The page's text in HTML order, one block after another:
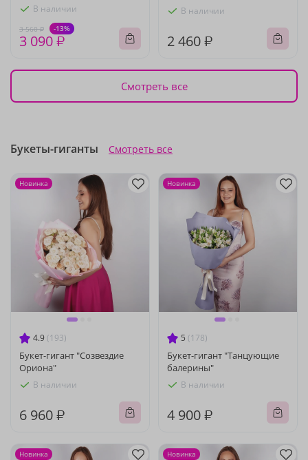
В наличии
3 560 ₽ -13%
3 090 ₽
В наличии
2 460 ₽
Смотреть все
Букеты-гиганты Смотреть все
4.9 (193)
Букет-гигант "Созвездие
Ориона"
В наличии
6 960 ₽
Новинка
5 (178)
Букет-гигант "Танцующие
балерины"
В наличии
4 900 ₽
Новинка
Новинка Новинка